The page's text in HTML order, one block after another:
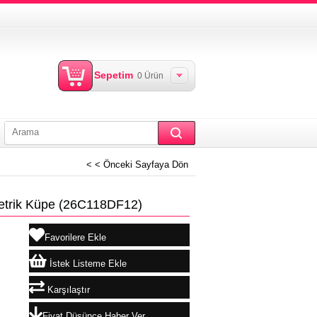
Sepetim 0 Ürün
< < Önceki Sayfaya Dön
Küpe (26C118DF12)
Favorilere Ekle
İstek Listeme Ekle
Karşılaştır